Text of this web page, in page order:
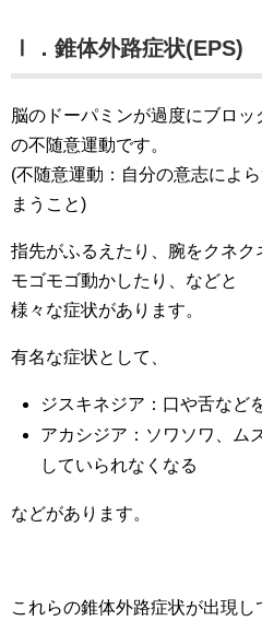
Ⅰ．錐体外路症状(EPS)
脳のドーパミンが過度にブロ
の不随意運動です。
(不随意運動：自分の意志によ
まうこと)
指先がふるえたり、腕をクネ
モゴモゴ動かしたり、などと
様々な症状があります。
有名な症状として、
ジスキネジア：口や舌など
アカシジア：ソワソワ、ム
していられなくなる
などがあります。
これらの錐体外路症状が出現し